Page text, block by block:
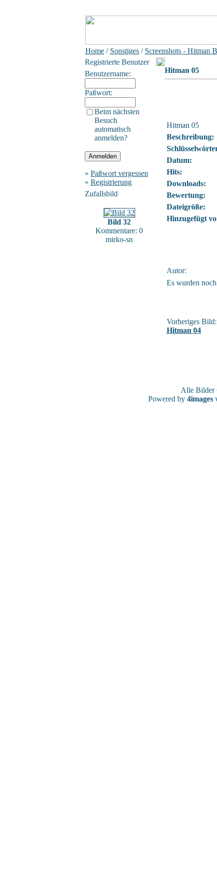
Home / Sonstiges / Screenshots - Hitman
Registrierte Benutzer
Benutzername:
Paßwort:
Beim nächsten
Besuch
automatisch
anmelden?
» Paßwort vergessen
» Registrierung
Zufallsbild
Bild 32
Kommentare: 0
mirko-sn
Hitman 05
Hitman 05
Beschreibung:
Datum:
Hits:
Downloads:
Bewertung:
Dateigröße:
Hinzugefügt
Autor:
Es wurden
Vorheriges Bild:
Hitman 04
Alle
Powered by 4images